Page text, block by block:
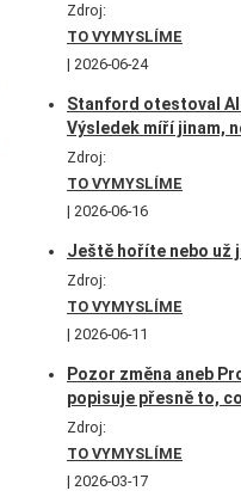
Zdroj:
TO VYMYSLÍME
2026-06-24
Stanford otestoval
Výsledek míří jinam,
Zdroj:
TO VYMYSLÍME
2026-06-16
Ještě hoříte nebo už
Zdroj:
TO VYMYSLÍME
2026-06-11
Pozor změna aneb
popisuje přesně to,
Zdroj:
TO VYMYSLÍME
2026-03-17